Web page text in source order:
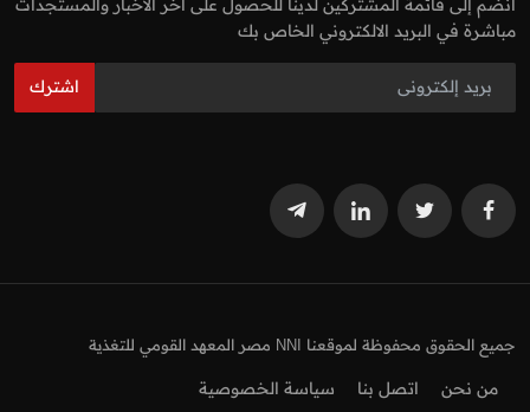
مباشرة في البريد الالكتروني الخاص بك
اشترك
جميع الحقوق محفوظة لموقعنا NNI مصر المعهد القومي للتغذية
من نحن اتصل بنا سياسة الخصوصية